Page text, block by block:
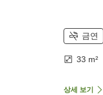
금연
33 m²
상세 보기